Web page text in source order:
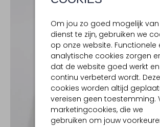
Om jou zo goed mogelijk van
dienst te zijn, gebruiken we
op onze website. Functionele
analytische cookies zorgen
dat de website goed werkt en
continu verbeterd wordt. Deze
cookies worden altijd
vereisen geen toestemming.
marketingcookies, die we
gebruiken om jouw